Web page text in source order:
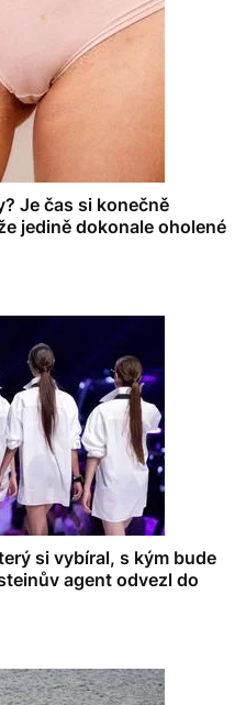
Je čas si konečně
jedině dokonale oholené
si vybíral, s kým bude
agent odvezl do